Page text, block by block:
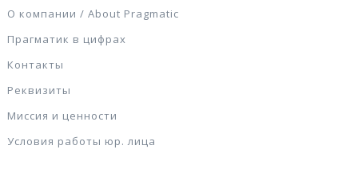
О компании / About Pragmatic
Прагматик в цифрах
Контакты
Реквизиты
Миссия и ценности
Условия работы юр. лица